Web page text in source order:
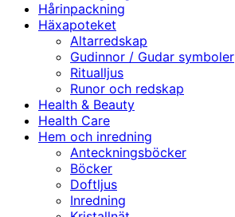
Hårinpackning
Häxapoteket
Altarredskap
Gudinnor / Gudar symboler
Ritualljus
Runor och redskap
Health & Beauty
Health Care
Hem och inredning
Anteckningsböcker
Böcker
Doftljus
Inredning